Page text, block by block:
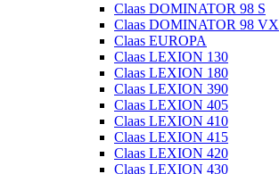
Claas DOMINATOR 98 S
Claas DOMINATOR 98 VX
Claas EUROPA
Claas LEXION 130
Claas LEXION 180
Claas LEXION 390
Claas LEXION 405
Claas LEXION 410
Claas LEXION 415
Claas LEXION 420
Claas LEXION 430